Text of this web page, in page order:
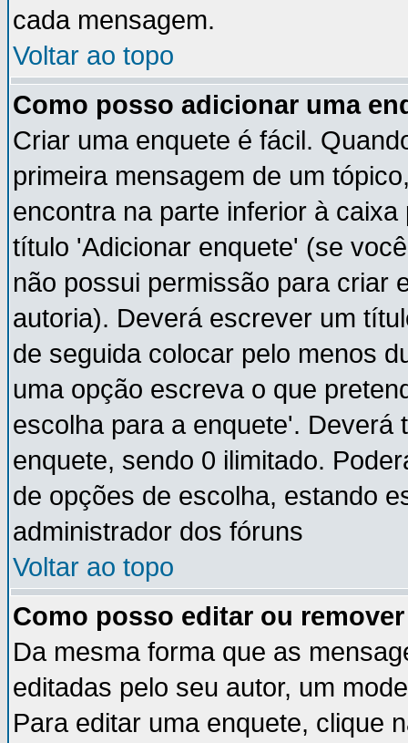
cada mensagem.
Voltar ao topo
Como posso adicionar uma
Criar uma enquete é fácil.
primeira mensagem de um
encontra na parte inferior à
título 'Adicionar enquete' (se
não possui permissão para criar
autoria). Deverá escrever um
de seguida colocar pelo menos
uma opção escreva o que
escolha para a enquete'. Deverá
enquete, sendo 0 ilimitado.
de opções de escolha, estando
administrador dos fóruns
Voltar ao topo
Como posso editar ou
Da mesma forma que as
editadas pelo seu autor, um
Para editar uma enquete, clique